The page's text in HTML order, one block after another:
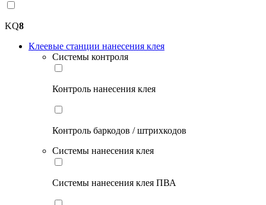
KQ8
Клеевые станции нанесения клея
Системы контроля
Контроль нанесения клея
Контроль баркодов / штрихкодов
Системы нанесения клея
Системы нанесения клея ПВА